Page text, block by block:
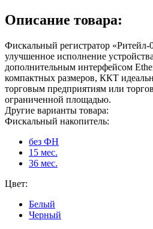
Описание товара:
Фискальный регистратор
улучшенное исполнение
дополнительным интерфейсом
компактных размеров, ККТ
торговым предприятиям или
ограниченной площадью.
Другие варианты товара:
Фискальный накопитель:
без ФН
15 мес.
36 мес.
Цвет:
Белый
Черный